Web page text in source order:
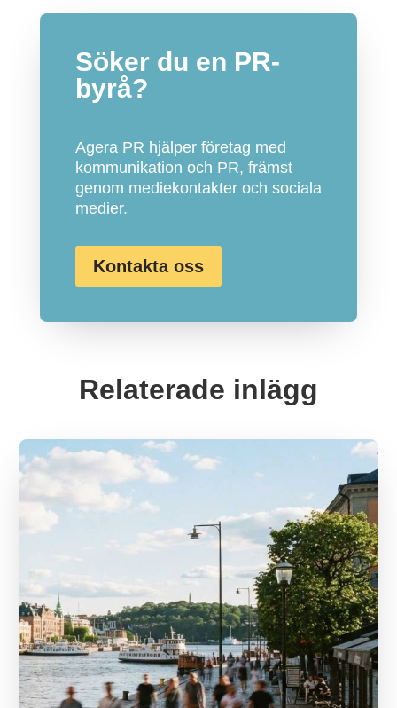
Söker du en PR-
byrå?
Agera PR hjälper företag med
kommunikation och PR, främst
genom mediekontakter och sociala
medier.
Kontakta oss
Relaterade inlägg